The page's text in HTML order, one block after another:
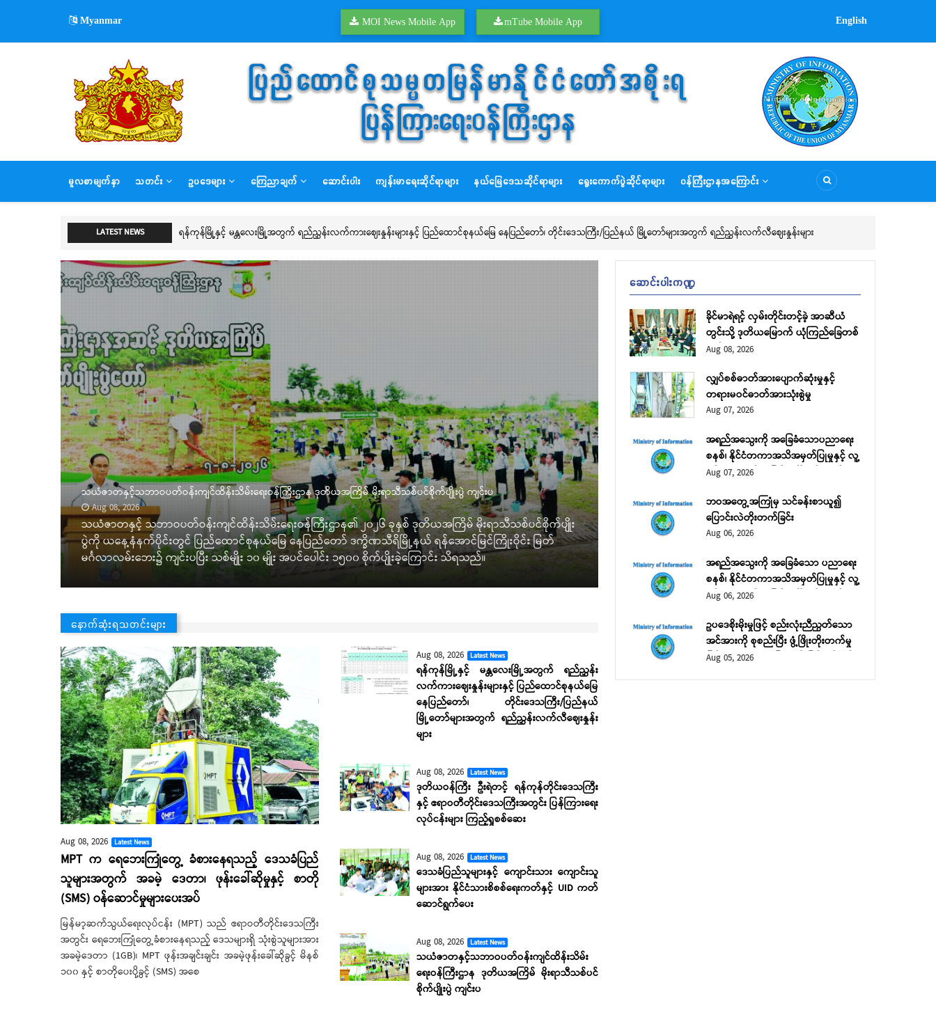
main
Myanmar MOI News Mobile App mTube Mobile App English
MAIN
NAVIGATION
မူလစာမျက်နှာ သတင်း ဥပဒေများ ကြေညာချက် ဆောင်းပါး ကျန်းမာရေးဆိုင်ရာများ နယ်မြေဒေသဆိုင်ရာများ ရွေးကောက်ပွဲဆိုင်ရာများ ဝန်ကြီးဌာနအကြောင်း
LATEST NEWS ရန်ကုန်မြို့နှင့် မန္တလေးမြို့အတွက် ရည်ညွှန်းလက်ကားဈေးနှုန်းများနှင့် ပြည်ထောင်စုနယ်မြေ နေပြည်တော်၊ တိုင်းဒေသကြီး/ပြည်နယ် မြို့တော်များအတွက် ရည်ညွှန်းလက်လီဈေးနှုန်းများ
သယံဇာတနှင့်သဘာဝပတ်ဝန်းကျင်ထိန်းသိမ်းရေးဝန်ကြီးဌာန ဒုတိယအကြိမ် မိုးရာသီသစ်ပင်စိုက်ပျိုးပွဲ ကျင်းပ
Aug 08, 2026
သယံဇာတနှင့် သဘာဝပတ်ဝန်းကျင်ထိန်းသိမ်းရေးဝန်ကြီးဌာန၏ ၂၀၂၆ ခုနှစ် ဒုတိယအကြိမ် မိုးရာသီသစ်ပင်စိုက်ပျိုး
ပွဲကို ယနေ့နံနက်ပိုင်းတွင် ပြည်ထောင်စုနယ်မြေ နေပြည်တော် ဒက္ခိဏသီရိမြို့နယ် ရန်အောင်မြင်ကြိုးဝိုင်း မြတ်
မင်္ဂလာလမ်းဘေး၌ ကျင်းပပြီး သစ်မျိုး ၁၀ မျိုး အပင်ပေါင်း ၁၅၀၀ စိုက်ပျိုးခဲ့ကြောင်း သိရသည်။
အဂတိလိုက်စားမှုတားဆီးကာကွယ်ရေးဆိုင်ရာ အသိပညာပေး ရှင်းလင်းဆွေးနွေးပွဲက
အဂတိလိုက်စားမှုတိုက်ဖျက်ရေးသည် ဥပဒေစိုးမိုးရေးကိစ္စတစ်ရပ်သာမက
တိုးတက်ရေးနှင့် အနာဂတ်မျိုးဆက်များ၏ အကျိုးစီးပွားကို ကာကွယ်စေ
တစ်ရပ်လည်းဖြစ်ကြောင်း စက်မှုနှင့် အသေးစား၊ အငယ်စား၊ အလတ်စားနှ
ရေးဝန်ကြီးဌာန ပြည်ထောင်စုဝန်ကြီး ဒေါက်တာ ချာလီသန်းက ယနေ့က
ကြားသည်။
နောက်ဆုံးရသတင်းများ
Aug 08, 2026 Latest News
MPT က ရေဘေးကြုံတွေ့ ခံစားနေရသည့် ဒေသခံပြည်
သူများအတွက် အခမဲ့ ဒေတာ၊ ဖုန်းခေါ်ဆိုမှုနှင့် စာတို
(SMS) ဝန်ဆောင်မှုများပေးအပ်
မြန်မာ့ဆက်သွယ်ရေးလုပ်ငန်း (MPT) သည် ဧရာဝတီတိုင်းဒေသကြီး
အတွင်း ရေဘေးကြုံတွေ့ခံစားနေရသည့် ဒေသများရှိ သုံးစွဲသူများအား
အခမဲ့ဒေတာ (1GB)၊ MPT ဖုန်းအချင်းချင်း အခမဲ့ဖုန်းခေါ်ဆိုခွင့် မိနစ်
၁၀၀ နှင့် စာတိုပေးပို့ခွင့် (SMS) အစေ
Aug 08, 2026 Latest News
ရန်ကုန်မြို့နှင့် မန္တလေးမြို့အတွက် ရည်ညွှန်း
လက်ကားဈေးနှုန်းများနှင့် ပြည်ထောင်စုနယ်မြေ
နေပြည်တော်၊ တိုင်းဒေသကြီး/ပြည်နယ်
မြို့တော်များအတွက် ရည်ညွှန်းလက်လီဈေးနှုန်း
များ
Aug 08, 2026 Latest News
ဒုတိယဝန်ကြီး ဦးရဲတင့် ရန်ကုန်တိုင်းဒေသကြီး
နှင့် ဧရာဝတီတိုင်းဒေသကြီးအတွင်း ပြန်ကြားရေး
လုပ်ငန်းများ ကြည့်ရှုစစ်ဆေး
Aug 08, 2026 Latest News
ဒေသခံပြည်သူများနှင့် ကျောင်းသား ကျောင်းသူ
များအား နိုင်ငံသားစိစစ်ရေးကတ်နှင့် UID ကတ်
ဆောင်ရွက်ပေး
Aug 08, 2026 Latest News
သယံဇာတနှင့်သဘာဝပတ်ဝန်းကျင်ထိန်းသိမ်း
ရေးဝန်ကြီးဌာန ဒုတိယအကြိမ် မိုးရာသီသစ်ပင်
စိုက်ပျိုးပွဲ ကျင်းပ
ဆောင်းပါးကဏ္ဍ
ခိုင်မာရဲရင့် လှမ်းတိုင်းတင့်ခဲ့ အာဆီယံ
တွင်းသို့ ဒုတိယမြောက် ယုံကြည်ခြေတစ်
လှမ်း
Aug 08, 2026
လျှပ်စစ်ဓာတ်အားပျောက်ဆုံးမှုနှင့်
တရားမဝင်ဓာတ်အားသုံးစွဲမှု
Aug 07, 2026
အရည်အသွေးကို အခြေခံသောပညာရေး
စနစ်၊ နိုင်ငံတကာအသိအမှတ်ပြုမှုနှင့် လူ့
စွမ်းအားအရင်းအမြစ် ဖွံ့ဖြိုးတိုးတက်ရေး
Aug 07, 2026
ဘဝအတွေ့အကြုံမှ သင်ခန်းစာယူ၍
ပြောင်းလဲတိုးတက်ခြင်း
Aug 06, 2026
အရည်အသွေးကို အခြေခံသော ပညာရေး
စနစ်၊ နိုင်ငံတကာအသိအမှတ်ပြုမှုနှင့် လူ့
စွမ်းအားအရင်းအမြစ် ဖွံ့ဖြိုးတိုးတက်ရေး
Aug 06, 2026
ဥပဒေစိုးမိုးမှုဖြင့် စည်းလုံးညီညွတ်သော
အင်အားကို စုစည်းပြီး ဖွံ့ဖြိုးတိုးတက်မှု
ဖြင့် ဘုံသာယာဝပြောမှုကို မြှင့်တင်မည်
Aug 05, 2026